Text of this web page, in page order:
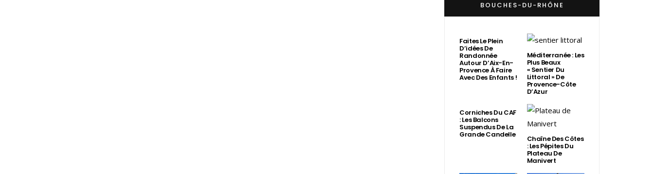
BOUCHES-DU-RHÔNE
Faites Le Plein
D’idées De
Randonnée
Autour D’Aix-En-
Provence À Faire
Avec Des Enfants !
Méditerranée : Les
Plus Beaux
« Sentier Du
Littoral » De
Provence-Côte
D’Azur
Corniches Du CAF
: Les Balcons
Suspendus De La
Grande Candelle Chaîne Des Côtes
: Les Pépites Du
Plateau De
Manivert